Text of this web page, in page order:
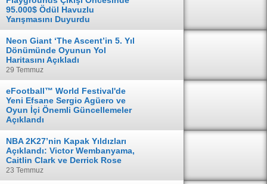
95.000$ Ödül Havuzlu
Yarışmasını Duyurdu
04 Ağustos
Neon Giant ‘The Ascent’in 5. Yıl
Dönümünde Oyunun Yol
Haritasını Açıkladı
29 Temmuz
eFootball™ World Festival'de
Yeni Efsane Sergio Agüero ve
Oyun İçi Önemli Güncellemeler
Açıklandı
28 Temmuz
NBA 2K27’nin Kapak Yıldızları
Açıklandı: Victor Wembanyama,
Caitlin Clark ve Derrick Rose
23 Temmuz